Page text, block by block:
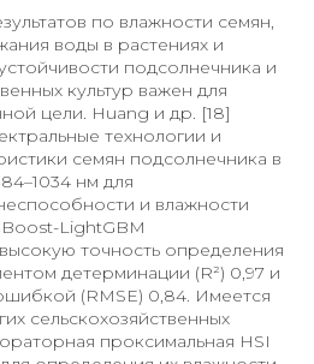
по влажности семян,
воды в растениях и
подсолнечника и
культур важен для
цели. Huang и др. [18]
технологии и
семян подсолнечника в
нм для
и влажности
LightGBM
точность определения
детерминации (R²) 0,97 и
(RMSE) 0,84. Имеется
сельскохозяйственных
проксимальная HSI